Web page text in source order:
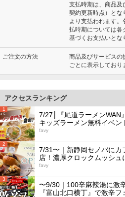
支払時期は、商品及
契約更新時点）とな
より支払われます
払時期については各
基づくお支払いとな
ご注文の方法
商品及びサービスの
ごとに表示しており
アクセスランキング
1
7/27│『尾道ラーメンWAN
キッズラーメン無料イベン
favy
2
7/31〜｜新静岡セノバにカ
店！濃厚クロックムッシュ
favy
3
〜9/30｜100辛麻辣湯に激
『富山北口横丁』で激辛フ